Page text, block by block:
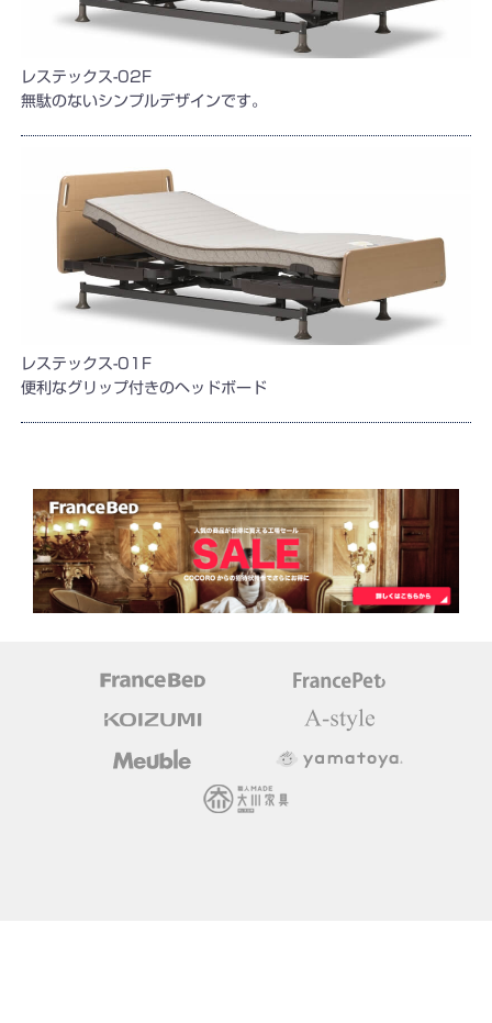
レステックス-02F
無駄のないシンプルデザインです。
レステックス-01F
便利なグリップ付きのヘッドボード